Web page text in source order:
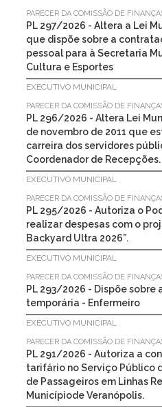
PARECER DA COMISSÃO DE
PL 297/2026 - Altera a Lei
que dispõe sobre a
pessoal para à Secretaria
Cultura e Esportes
EXECUTIVO MUNICIPAL
PARECER DA COMISSÃO DE
PL 296/2026 - Altera Lei
de novembro de 2011 que
carreira dos servidores
Coordenador de Recepções.
EXECUTIVO MUNICIPAL
PARECER DA COMISSÃO DE
PL 295/2026 - Autoriza o
realizar despesas com o
Backyard Ultra 2026”.
EXECUTIVO MUNICIPAL
PARECER DA COMISSÃO DE
PL 293/2026 - Dispõe
temporária - Enfermeiro
EXECUTIVO MUNICIPAL
PARECER DA COMISSÃO DE
PL 291/2026 - Autoriza a
tarifário no Serviço Público
de Passageiros em Linhas
Municípiode Veranópolis.